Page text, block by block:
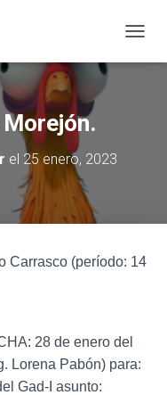
el 25 enero, 2023
Carrasco (período: 14
28 de enero del
Lorena Pabón) para:
Gad-I asunto: